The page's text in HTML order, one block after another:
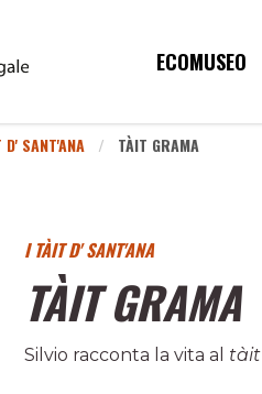
ECOMUSEO
SANT'ANA TÀIT GRAMA
I TÀIT D' SANT'ANA
TÀIT GRAMA
Silvio racconta la vita al tàit